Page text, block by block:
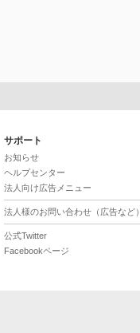
サポート
お知らせ
ヘルプセンター
法人向け広告メニュー
法人様のお問い合わせ（広告など）
公式Twitter
Facebookページ